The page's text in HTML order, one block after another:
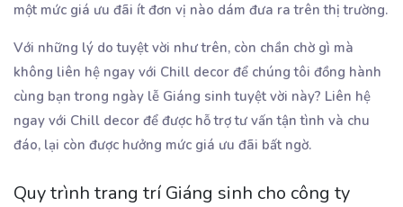
một mức giá ưu đãi ít đơn vị nào dám đưa ra trên thị trường.
Với những lý do tuyệt vời như trên, còn chần chờ gì mà
không liên hệ ngay với Chill decor để chúng tôi đồng hành
cùng bạn trong ngày lễ Giáng sinh tuyệt vời này? Liên hệ
ngay với Chill decor để được hỗ trợ tư vấn tận tình và chu
đáo, lại còn được hưởng mức giá ưu đãi bất ngờ.
Quy trình trang trí Giáng sinh cho công ty